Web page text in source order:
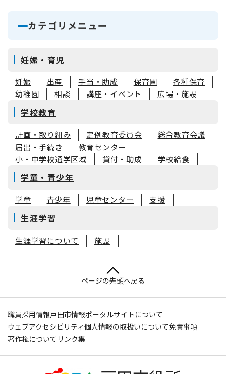
カテゴリメニュー
妊娠・育児
妊娠 出産 手当・助成 保育園
各種保育
幼稚園
相談 講座・イベント 広場・施設
学校教育
計画・取り組み 定例教育委員会
総合教育会議
届出・手続き
教育センター
小・中学校通学区域
貸付・助成 学校給食
学童・青少年
学童 青少年 児童センター 支援
生涯学習
生涯学習について 施設
ページの先頭へ戻る
職員採用情報戸田市情報ポータルサイトについて
ウェブアクセシビリティ個人情報の取扱いについて免責事項
著作権について リンク集